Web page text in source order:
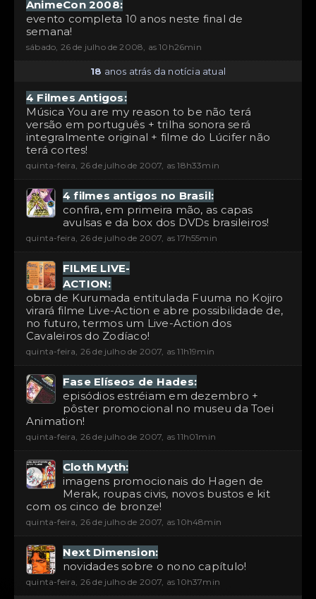
AnimeCon 2008:
evento completa 10 anos neste final de
semana!
sábado, 26 de julho de 2008, as 10h26min
18 anos atrás da notícia atual
4 Filmes Antigos:
Música You are my reason to be não terá
versão em português + trilha sonora será
integralmente original + filme do Lúcifer não
terá cortes!
quinta-feira, 26 de julho de 2007, as 18h33min
4 filmes antigos no Brasil:
confira, em primeira mão, as capas
avulsas e da box dos DVDs brasileiros!
quinta-feira, 26 de julho de 2007, as 17h55min
FILME LIVE-
ACTION:
obra de Kurumada entitulada Fuuma no Kojiro
virará filme Live-Action e abre possibilidade de,
no futuro, termos um Live-Action dos
Cavaleiros do Zodíaco!
quinta-feira, 26 de julho de 2007, as 11h19min
Fase Elíseos de Hades:
episódios estréiam em dezembro +
pôster promocional no museu da Toei
Animation!
quinta-feira, 26 de julho de 2007, as 11h01min
Cloth Myth:
imagens promocionais do Hagen de
Merak, roupas civis, novos bustos e kit
com os cinco de bronze!
quinta-feira, 26 de julho de 2007, as 10h48min
Next Dimension:
novidades sobre o nono capítulo!
quinta-feira, 26 de julho de 2007, as 10h37min